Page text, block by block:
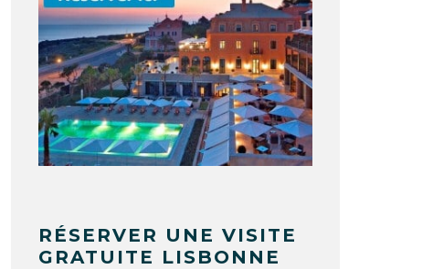
RÉSERVER UNE VISITE
GRATUITE LISBONNE